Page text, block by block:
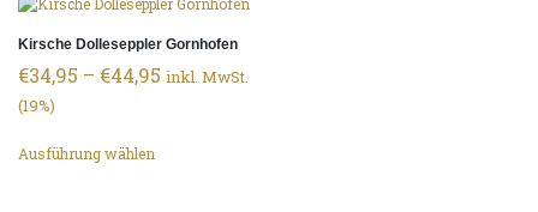
Kirsche Dolleseppler Gornhofen
€34,95 – €44,95 inkl. MwSt.
(19%)
Ausführung wählen